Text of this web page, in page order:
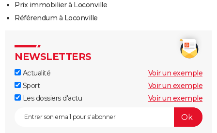
Prix immobilier à Loconville
Référendum à Loconville
NEWSLETTERS
Actualité
Voir un exemple
Sport
Voir un exemple
Les dossiers d'actu
Voir un exemple